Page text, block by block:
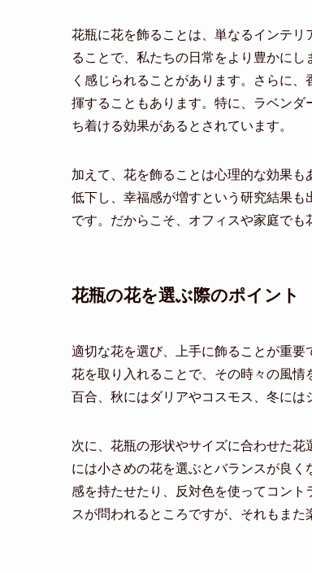
花瓶に花を飾ることは、単なるインテ
ることで、私たちの日常をより豊かに
く感じられることがあります。さらに
揮することもあります。特に、ラベン
ち着ける効果があるとされています。
加えて、花を飾ることは心理的な効果
低下し、幸福感が増すという研究結果
です。だからこそ、オフィスや家庭でも
花瓶の花を選ぶ際のポイント
適切な花を選び、上手に飾ることが重
花を取り入れることで、その時々の風
百合、秋にはダリアやコスモス、冬には
次に、花瓶の形状やサイズに合わせた
には小さめの花を選ぶとバランスが良
感を持たせたり、反対色を使ってコン
スが問われるところですが、それもまた